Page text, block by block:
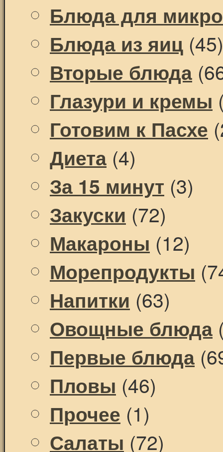
Блюда для
Блюда из яиц (45)
Вторые блюда
Глазури и кремы
Готовим к Пасхе
Диета (4)
За 15 минут (3)
Закуски (72)
Макароны (12)
Морепродукты
Напитки (63)
Овощные блюда
Первые блюда
Пловы (46)
Прочее (1)
Салаты (72)